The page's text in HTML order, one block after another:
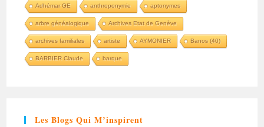
Adhémar GE anthroponymie aptonymes
arbre généalogique Archives Etat de Genève
archives familiales artiste AYMONIER Banos (40)
BARBIER Claude barque
Les Blogs Qui M’inspirent